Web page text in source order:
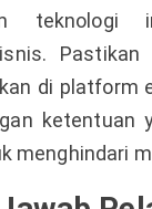
teknologi
di platform
ketentuan
menghindari